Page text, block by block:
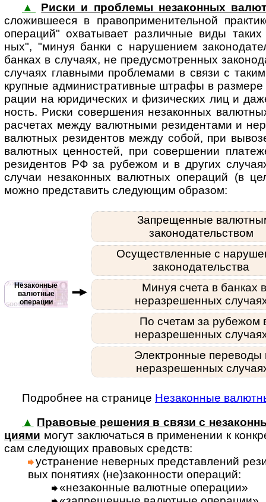
▲
Риски и проблемы незаконных
сложив­шееся в пра­во­при­ме­ни­тель­ной
опе­ра­ций" охва­ты­вает раз­лич­ные виды
ных", "минуя банки с нару­ше­нием
бан­ках в слу­чаях, не пре­ду­смот­рен­ных
случаях глав­ными проб­ле­мами в связи с
круп­ные адми­ни­стра­тив­ные штрафы в
ра­ции на юриди­ческих и физи­ческих лиц и
ность. Риски совер­ше­ния неза­кон­ных
рас­че­тах между валют­ными рези­ден­тами и
валют­ных рези­дентов между собой, при
валют­ных цен­нос­тей, при совер­шении
рези­ден­тов РФ за рубе­жом и в дру­гих
слу­чаи неза­кон­ных валют­ных опера­ций (в
можно пред­ста­вить следу­ющим образом:
Незаконные
валютные
операции
Запрещенные
законодательством
Осуществленные с
законодательства
Минуя счета в банках в
неразрешенных
По счетам за рубежом
неразрешенных
Электронные переводы
неразрешенных
Подробнее на странице Незаконные
▲ Правовые решения в связи с
циями могут заклю­ча­ться в при­мене­нии к
сам сле­дую­щих пра­во­вых средств:
уст­ра­не­ние невер­ных пред­став­ле­ний
вых поня­тиях (не)за­кон­но­сти опе­ра­ций:
«неза­кон­ные валют­ные опе­ра­ции»